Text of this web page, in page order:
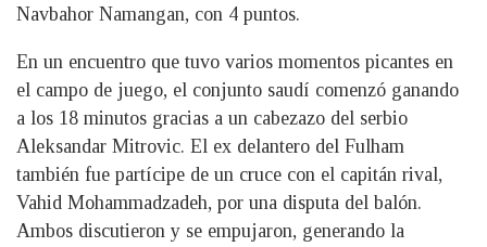
Navbahor Namangan, con 4 puntos.
En un encuentro que tuvo varios momentos picantes en
el campo de juego, el conjunto saudí comenzó ganando
a los 18 minutos gracias a un cabezazo del serbio
Aleksandar Mitrovic. El ex delantero del Fulham
también fue partícipe de un cruce con el capitán rival,
Vahid Mohammadzadeh, por una disputa del balón.
Ambos discutieron y se empujaron, generando la